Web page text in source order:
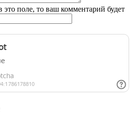
это поле, то ваш комментарий будет